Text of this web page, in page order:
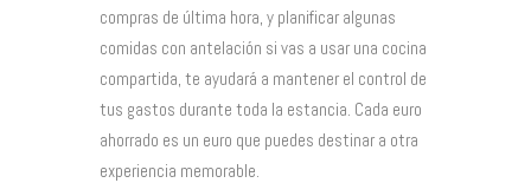
compras de última hora, y planificar algunas
comidas con antelación si vas a usar una cocina
compartida, te ayudará a mantener el control de
tus gastos durante toda la estancia. Cada euro
ahorrado es un euro que puedes destinar a otra
experiencia memorable.